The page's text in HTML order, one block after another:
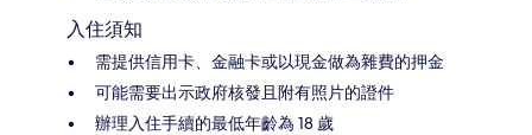
入住須知
需提供信用卡、金融卡或以現金做為雜費的押金
可能需要出示政府核發且附有照片的證件
辦理入住手續的最低年齡為 18 歲